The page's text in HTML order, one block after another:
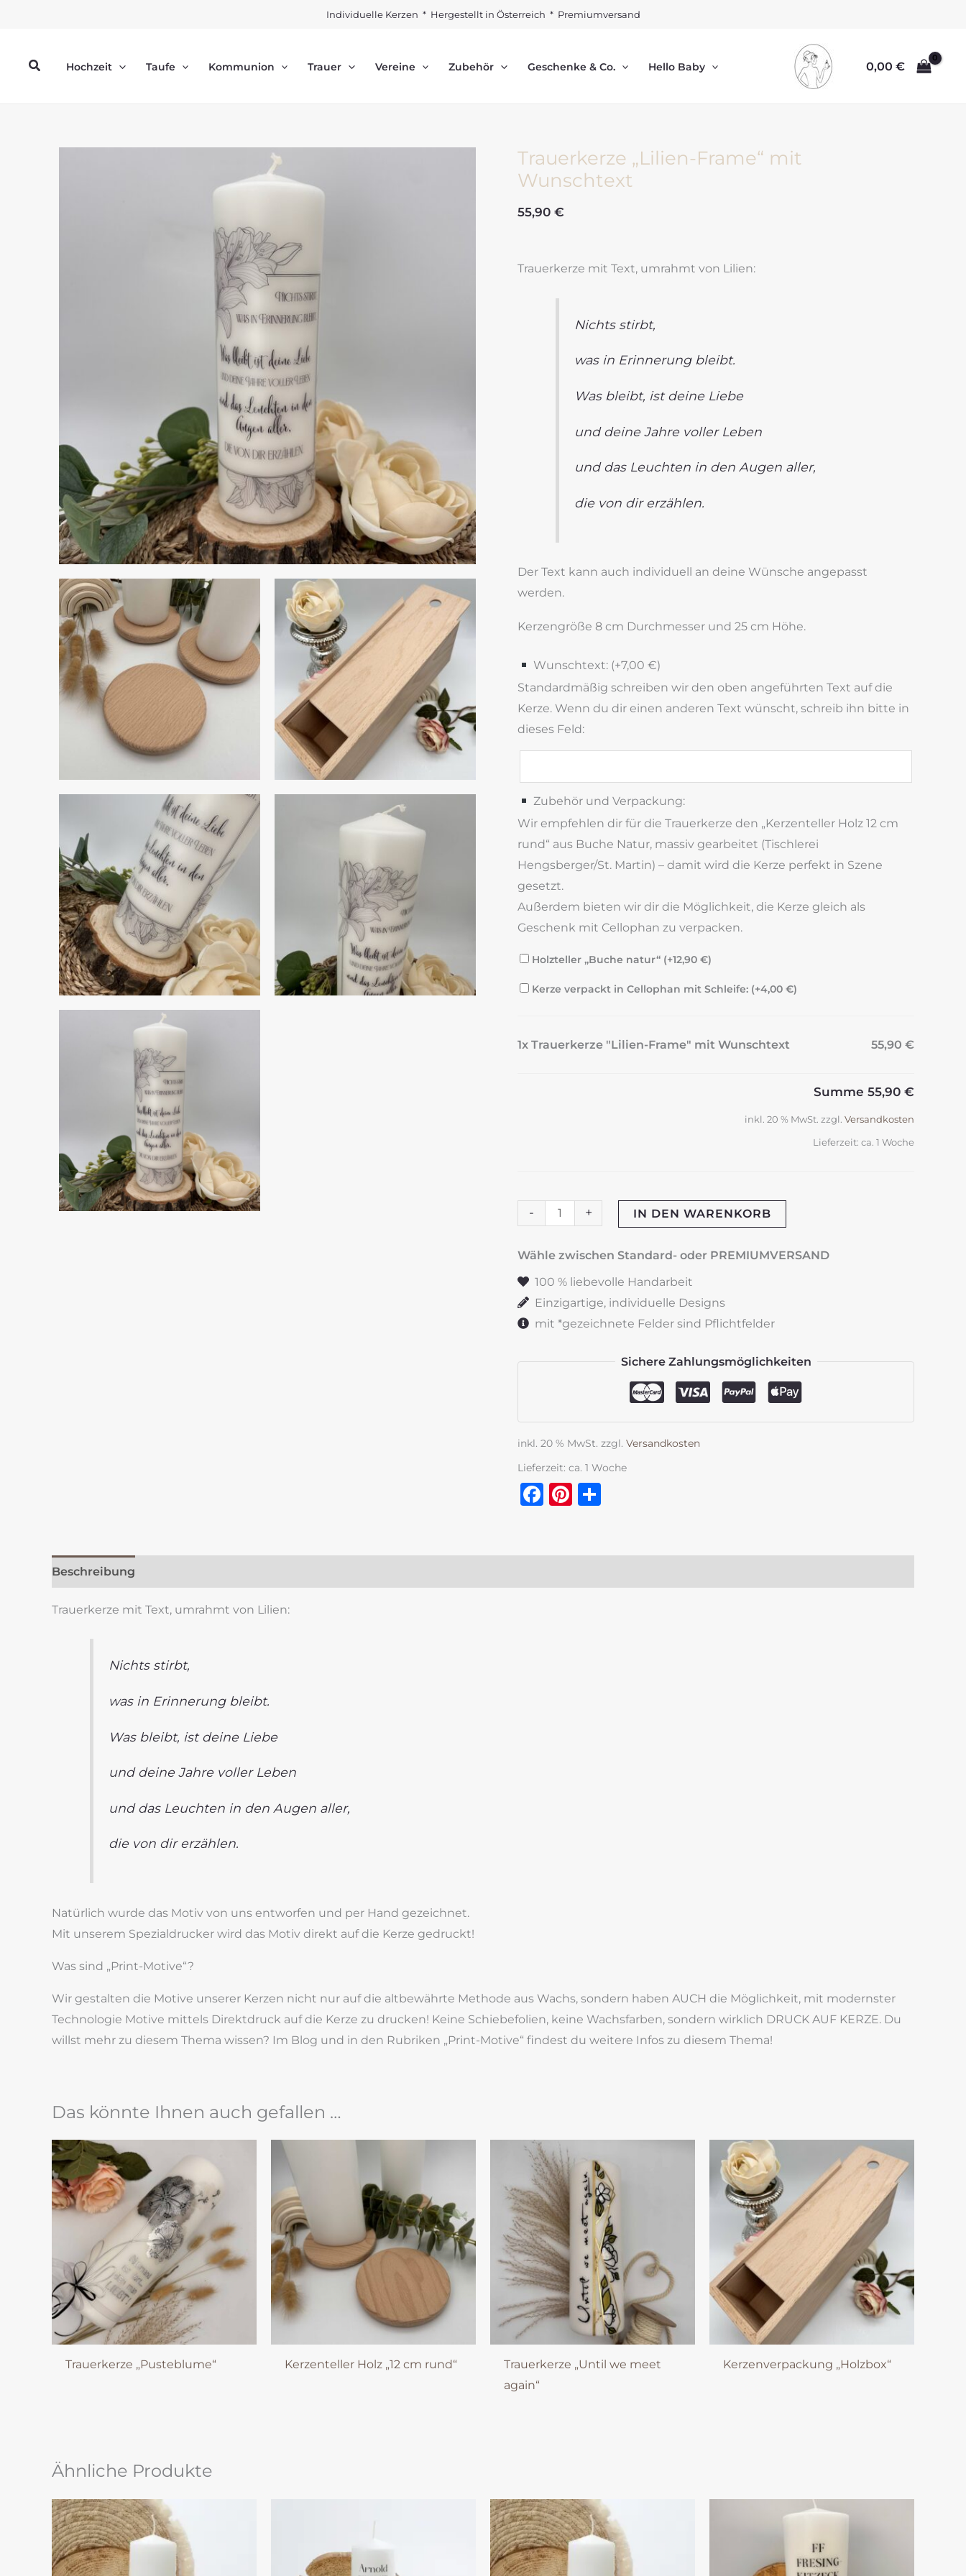
Individuelle Kerzen * Hergestellt in Österreich * Premiumversand
SuchenHochzeit Taufe Kommunion Trauer Vereine Zubehör Geschenke & Co. Hello Baby 0,00 €
Trauerkerze „Lilien-Frame“ mit
Wunschtext
55,90 €
Trauerkerze mit Text, umrahmt von Lilien:
Nichts stirbt,
was in Erinnerung bleibt.
Was bleibt, ist deine Liebe
und deine Jahre voller Leben
und das Leuchten in den Augen aller,
die von dir erzählen.
Der Text kann auch individuell an deine Wünsche angepasst
werden.
Kerzengröße 8 cm Durchmesser und 25 cm Höhe.
Wunschtext: (+7,00€)
Standardmäßig schreiben wir den oben angeführten Text auf die
Kerze. Wenn du dir einen anderen Text wünscht, schreib ihn bitte in
dieses Feld:
Zubehör und Verpackung:
Wir empfehlen dir für die Trauerkerze den „Kerzenteller Holz 12 cm
rund“ aus Buche Natur, massiv gearbeitet (Tischlerei
Hengsberger/St. Martin) – damit wird die Kerze perfekt in Szene
gesetzt.
Außerdem bieten wir dir die Möglichkeit, die Kerze gleich als
Geschenk mit Cellophan zu verpacken.
Holzteller „Buche natur“ (+12,90 €)
Kerze verpackt in Cellophan mit Schleife: (+4,00 €)
1x Trauerkerze "Lilien-Frame" mit Wunschtext 55,90 €
Summe 55,90 €
inkl. 20 % MwSt. zzgl. Versandkosten
Lieferzeit: ca. 1 Woche
-
Trauerkerze
"Lilien-
Frame"
Wunschtext
Menge
+ IN DEN WARENKORB
Wähle zwischen Standard- oder PREMIUMVERSAND
100 % liebevolle Handarbeit
Einzigartige, individuelle Designs
mit *gezeichnete Felder sind Pflichtfelder
Sichere Zahlungsmöglichkeiten
inkl. 20 % MwSt. zzgl. Versandkosten
Lieferzeit: ca. 1 Woche
Facebook
Pinterest
Beschreibung
Trauerkerze mit Text, umrahmt von Lilien:
Nichts stirbt,
was in Erinnerung bleibt.
Was bleibt, ist deine Liebe
und deine Jahre voller Leben
und das Leuchten in den Augen aller,
die von dir erzählen.
Natürlich wurde das Motiv von uns entworfen und per Hand gezeichnet.
Mit unserem Spezialdrucker wird das Motiv direkt auf die Kerze gedruckt!
Was sind „Print-Motive“?
Wir gestalten die Motive unserer Kerzen nicht nur auf die altbewährte Methode aus Wachs, sondern haben AUCH die Möglichkeit, mit modernster
Technologie Motive mittels Direktdruck auf die Kerze zu drucken! Keine Schiebefolien, keine Wachsfarben, sondern wirklich DRUCK AUF KERZE. Du
willst mehr zu diesem Thema wissen? Im Blog und in den Rubriken „Print-Motive“ findest du weitere Infos zu diesem Thema!
Das könnte Ihnen auch gefallen …
Trauerkerze „Pusteblume“ Kerzenteller Holz „12 cm rund“
Trauerkerze „Until we meet
again“
Kerzenverpackung „Holzbox“
Ähnliche Produkte